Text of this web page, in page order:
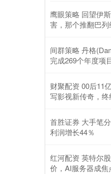
鹰眼策略 回望伊
害，那个推翻巴
间群策略 丹格
完成269个年度项
财聚配资 00后11
写影视新传奇，
首胜证券 大手笔
利润增长44％
红河配资 英特尔
价，AI服务器成焦